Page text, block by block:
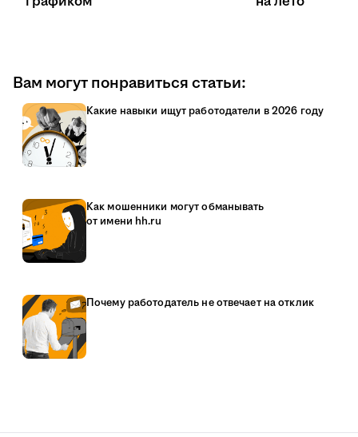
Вам могут понравиться статьи:
Какие навыки ищут работодатели в 2026 году
Как мошенники могут обманывать
от имени hh.ru
Почему работодатель не отвечает на отклик